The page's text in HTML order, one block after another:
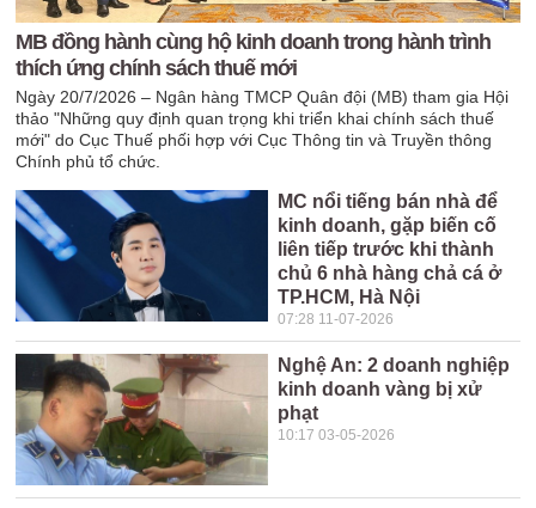
MB đồng hành cùng hộ kinh doanh trong hành trình
thích ứng chính sách thuế mới
Ngày 20/7/2026 – Ngân hàng TMCP Quân đội (MB) tham gia Hội
thảo "Những quy định quan trọng khi triển khai chính sách thuế
mới" do Cục Thuế phối hợp với Cục Thông tin và Truyền thông
Chính phủ tổ chức.
MC nổi tiếng bán nhà để
kinh doanh, gặp biến cố
liên tiếp trước khi thành
chủ 6 nhà hàng chả cá ở
TP.HCM, Hà Nội
07:28 11-07-2026
Nghệ An: 2 doanh nghiệp
kinh doanh vàng bị xử
phạt
10:17 03-05-2026